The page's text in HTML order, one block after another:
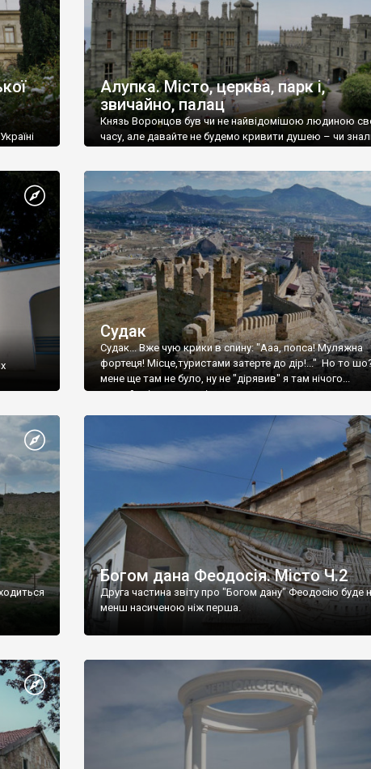
Алупка. Місто, церква, парк і,
звичайно, палац
Князь Воронцов був чи не найвідомішою людиною
часу, але давайте не будемо кривити душею – чи
Судак
Судак... Вже чую крики в спину: "Ааа, попса! Муляжна
фортеця! Місце,туристами затерте до дір!..." Но то
мене ще там не було, ну не "дірявив" я там нічого...
принаймні до цього літа.
Богом дана Феодосія. Місто Ч.2
Друга частина звіту про "Богом дану" Феодосію буде
менш насиченою ніж перша.